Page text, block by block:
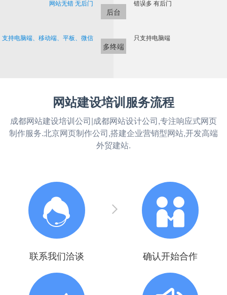
网站无错 无后门
后台
错误多 有后门
支持电脑端、移动端、平板、微信
多终端
只支持电脑端
网站建设培训服务流程
成都网站建设培训公司|成都网站设计公司,专注响应式网页
制作服务.北京网页制作公司,搭建企业营销型网站,开发高端
外贸建站.
联系我们洽谈 确认开始合作